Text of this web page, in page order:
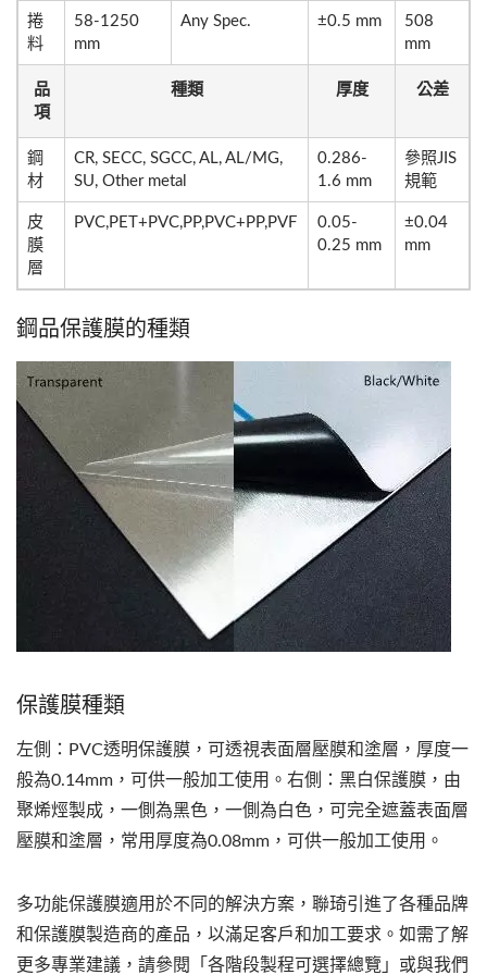
捲
料
58-1250
mm
Any Spec. ±0.5 mm
508
mm
品
項
種類 厚度 公差
鋼
材
CR, SECC, SGCC, AL, AL/MG,
SU, Other metal
0.286-
1.6 mm
參照JIS
規範
皮
膜
層
PVC,PET+PVC,PP,PVC+PP,PVF
0.05-
0.25 mm
±0.04
mm
鋼品保護膜的種類
保護膜種類
左側：PVC透明保護膜，可透視表面層壓膜和塗層，厚度一
般為0.14mm，可供一般加工使用。右側：黑白保護膜，由
聚烯烴製成，一側為黑色，一側為白色，可完全遮蓋表面層
壓膜和塗層，常用厚度為0.08mm，可供一般加工使用。
多功能保護膜適用於不同的解決方案，聯琦引進了各種品牌
和保護膜製造商的產品，以滿足客戶和加工要求。如需了解
更多專業建議，請參閱「各階段製程可選擇總覽」或與我們